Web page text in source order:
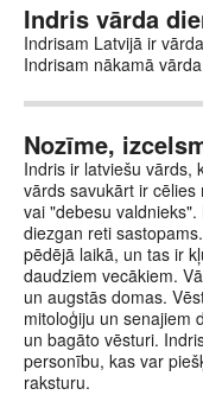
Indris vārda
Indrisam Latvijā ir
Indrisam nākamā
Nozīme,
Indris ir latviešu vārds,
vārds savukārt ir
vai "debesu
diezgan reti
pēdējā laikā, un tas ir
daudziem vecākiem.
un augstās domas.
mitoloģiju un senajiem
un bagāto vēsturi.
personību, kas var
raksturu.